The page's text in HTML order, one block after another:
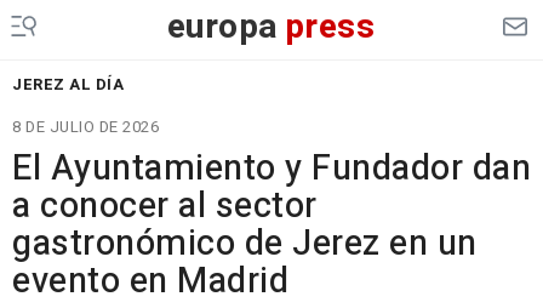
europa press
JEREZ AL DÍA
8 DE JULIO DE 2026
El Ayuntamiento y Fundador dan
a conocer al sector
gastronómico de Jerez en un
evento en Madrid